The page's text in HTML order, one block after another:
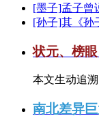
[墨子]孟子曾
[孙子]其《孙
状元、榜
本文生动追
南北差异